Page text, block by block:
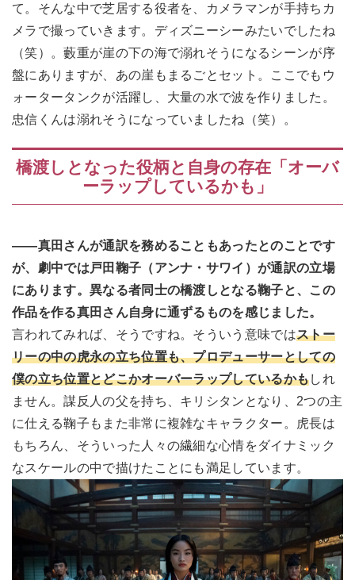
て。そんな中で芝居する役者を、カメラマンが手持ちカ
メラで撮っていきます。ディズニーシーみたいでしたね
（笑）。藪重が崖の下の海で溺れそうになるシーンが序
盤にありますが、あの崖もまるごとセット。ここでもウ
ォータータンクが活躍し、大量の水で波を作りました。
忠信くんは溺れそうになっていましたね（笑）。
橋渡しとなった役柄と自身の存在「オーバ
ーラップしているかも」
――真田さんが通訳を務めることもあったとのことです
が、劇中では戸田鞠子（アンナ・サワイ）が通訳の立場
にあります。異なる者同士の橋渡しとなる鞠子と、この
作品を作る真田さん自身に通ずるものを感じました。
言われてみれば、そうですね。そういう意味ではストー
リーの中の虎永の立ち位置も、プロデューサーとしての
僕の立ち位置とどこかオーバーラップしているかもしれ
ません。謀反人の父を持ち、キリシタンとなり、2つの主
に仕える鞠子もまた非常に複雑なキャラクター。虎長は
もちろん、そういった人々の繊細な心情をダイナミック
なスケールの中で描けたことにも満足しています。